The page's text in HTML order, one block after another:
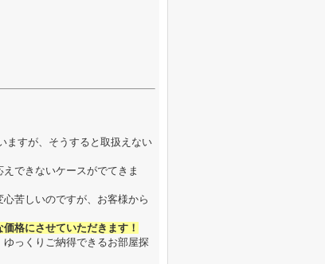
ますが、そうすると取扱えない
できないケースがでてきま
苦しいのですが、お客様から
格にさせていただきます！
っくりご納得できるお部屋探